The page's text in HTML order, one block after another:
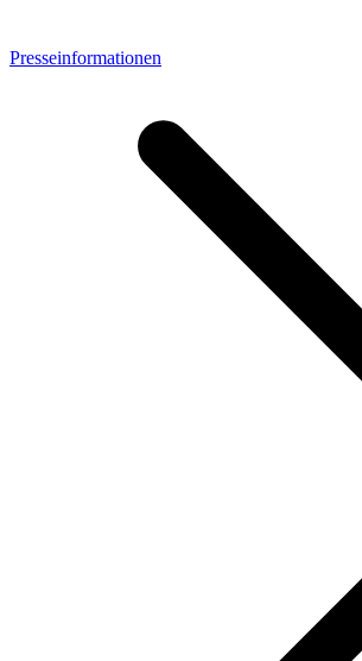
Presseinformationen